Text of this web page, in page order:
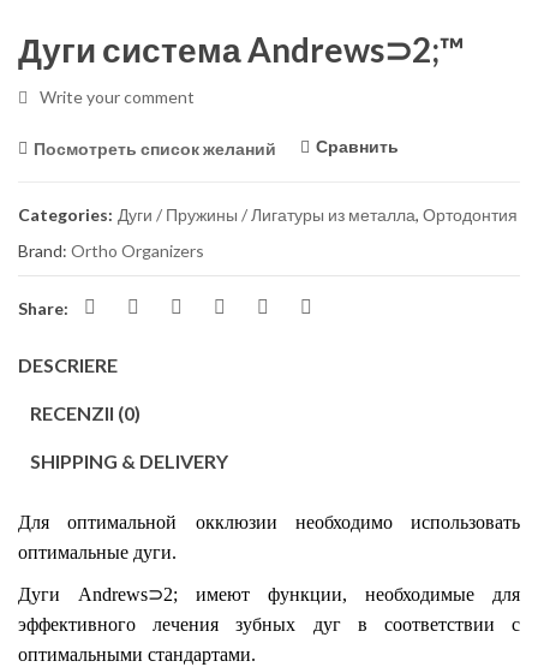
Дуги система Andrews⊃2;™
Write your comment
Посмотреть список желаний Сравнить
Categories: Дуги / Пружины / Лигатуры из металла, Ортодонтия
Brand: Ortho Organizers
Share:
DESCRIERE
RECENZII (0)
SHIPPING & DELIVERY
Для оптимальной окклюзии необходимо использовать
оптимальные дуги.
Дуги Andrews⊃2; имеют функции, необходимые для
эффективного лечения зубных дуг в соответствии с
оптимальными стандартами.